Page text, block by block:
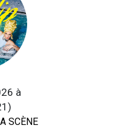
à
SCÈNE